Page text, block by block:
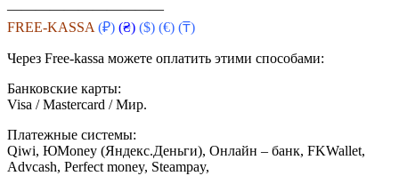
———————————
FREE-KASSA (₽) (₴) ($) (€) (₸)
Через Free-kassa можете оплатить этими способами:
Банковские карты:
Visa / Mastercard / Мир.
Платежные системы:
Qiwi, ЮMoney (Яндекс.Деньги), Онлайн – банк, FKWallet,
Advcash, Perfect money, Steampay,